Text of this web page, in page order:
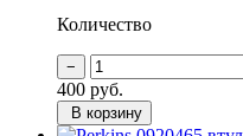
Количество
400 руб.
В корзину